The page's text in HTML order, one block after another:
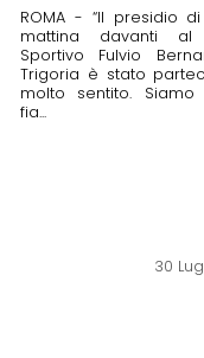
ROMA - “Il presidio
mattina davanti al
Sportivo Fulvio
Trigoria è stato
molto sentito.
fia...
30